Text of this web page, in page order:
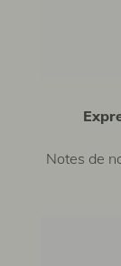
Notes de